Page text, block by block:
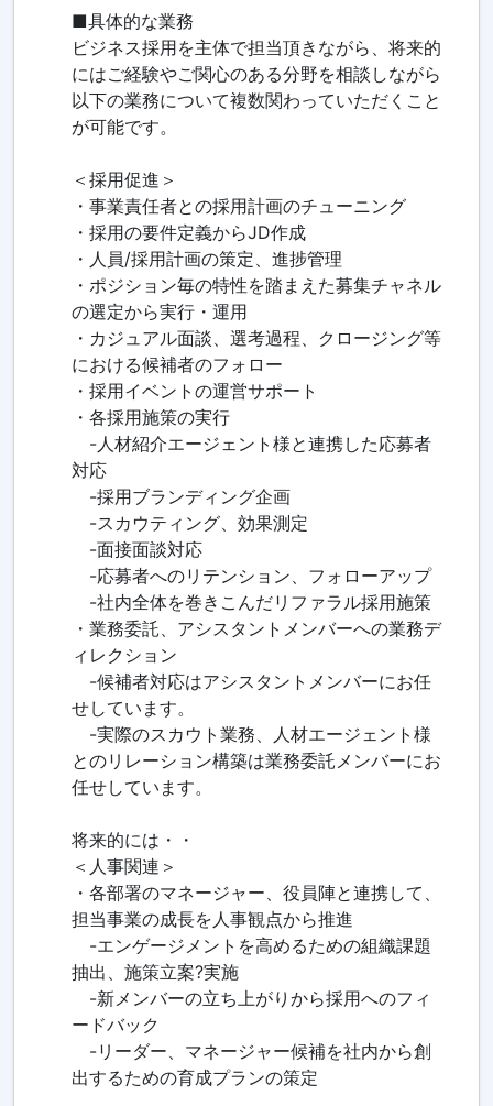
■具体的な業務
ビジネス採用を主体で担当頂きながら、将来的
にはご経験やご関心のある分野を相談しながら
以下の業務について複数関わっていただくこと
が可能です。
＜採用促進＞
・事業責任者との採用計画のチューニング
・採用の要件定義からJD作成
・人員/採用計画の策定、進捗管理
・ポジション毎の特性を踏まえた募集チャネル
の選定から実行・運用
・カジュアル面談、選考過程、クロージング等
における候補者のフォロー
・採用イベントの運営サポート
・各採用施策の実行
-人材紹介エージェント様と連携した応募者
対応
-採用ブランディング企画
-スカウティング、効果測定
-面接面談対応
-応募者へのリテンション、フォローアップ
-社内全体を巻きこんだリファラル採用施策
・業務委託、アシスタントメンバーへの業務デ
ィレクション
-候補者対応はアシスタントメンバーにお任
せしています。
-実際のスカウト業務、人材エージェント様
とのリレーション構築は業務委託メンバーにお
任せしています。
将来的には・・
＜人事関連＞
・各部署のマネージャー、役員陣と連携して、
担当事業の成長を人事観点から推進
-エンゲージメントを高めるための組織課題
抽出、施策立案?実施
-新メンバーの立ち上がりから採用へのフィ
ードバック
-リーダー、マネージャー候補を社内から創
出するための育成プランの策定